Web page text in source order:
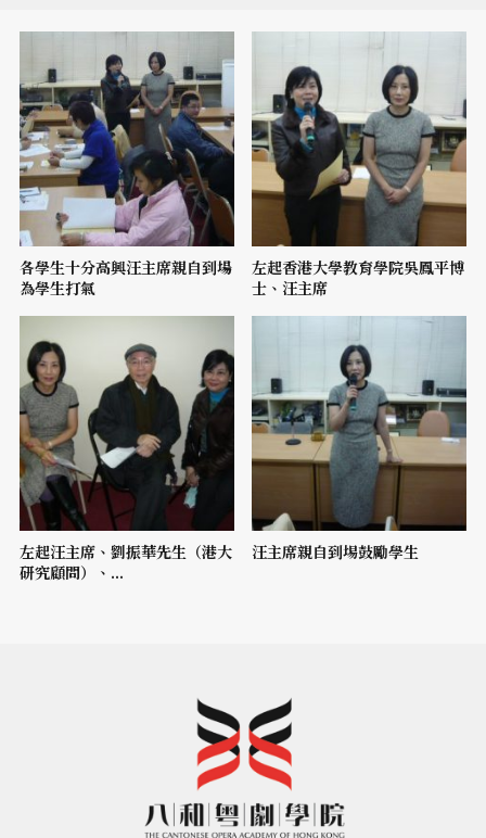
各學生十分高興汪主席親自到場
為學生打氣
左起香港大學教育學院吳鳳平博
士、汪主席
左起汪主席、劉振華先生（港大
研究顧問）、...
汪主席親自到埸鼓勵學生